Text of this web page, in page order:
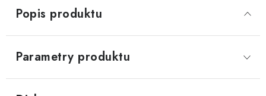
Popis produktu
Parametry produktu